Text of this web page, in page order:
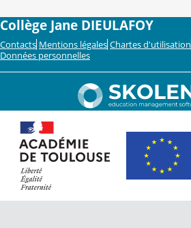
Collège Jane DIEULAFOY
Contacts Mentions légales Chartes d'utilisation
Données personnelles